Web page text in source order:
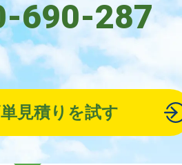
690-287
見積りを試す